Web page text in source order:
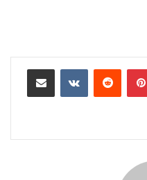
بينتيريست مشاركة عبر البريد